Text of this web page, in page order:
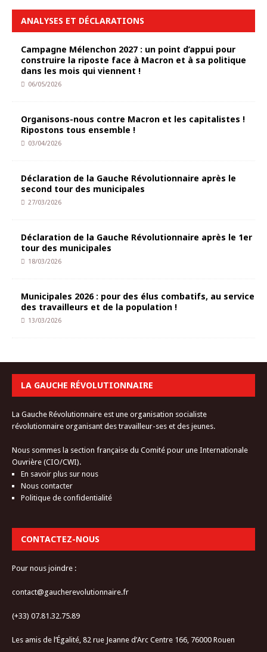
ANALYSES ET DÉCLARATIONS
Campagne Mélenchon 2027 : un point d’appui pour
construire la riposte face à Macron et à sa politique
dans les mois qui viennent !
06/05/2026
Organisons-nous contre Macron et les capitalistes !
Ripostons tous ensemble !
03/04/2026
Déclaration de la Gauche Révolutionnaire après le
second tour des municipales
27/03/2026
Déclaration de la Gauche Révolutionnaire après le 1er
tour des municipales
18/03/2026
Municipales 2026 : pour des élus combatifs, au service
des travailleurs et de la population !
13/03/2026
LA GAUCHE RÉVOLUTIONNAIRE
La Gauche Révolutionnaire est une organisation socialiste
révolutionnaire organisant des travailleur-ses et des jeunes.
Nous sommes la section française du Comité pour une Internationale
Ouvrière (CIO/CWI).
En savoir plus sur nous
Nous contacter
Politique de confidentialité
CONTACTEZ-NOUS
Pour nous joindre :
contact@gaucherevolutionnaire.fr
(+33) 07.81.32.75.89
Les amis de l’Égalité, 82 rue Jeanne d’Arc Centre 166, 76000 Rouen